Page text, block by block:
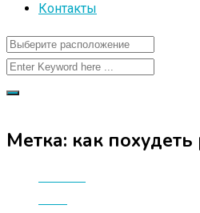
Контакты
Метка: как